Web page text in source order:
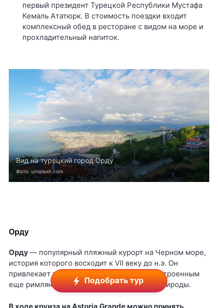
первый президент Турецкой Республики Мустафа
Кемаль Ататюрк. В стоимость поездки входит
комплексный обед в ресторане с видом на море и
прохладительный напиток.
Вид на турецкий город Орду
Фото: unsplash.com
Орду
Орду— популярный пляжный курорт на Черном море,
история которого восходит к VII веку до н.э. Он
привлекает туристов древним замком, построенным
еще римлянами, и живописными видами природы.
Подобрать тур